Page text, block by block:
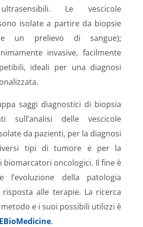
Le vescicole
isolate a partire da biopsie
un prelievo di sangue);
invasive, facilmente
ideali per una diagnosi
saggi diagnostici di biopsia
sull’analisi delle vescicole
da pazienti, per la diagnosi
tipi di tumore e per la
biomarcatori oncologici. Il fine è
l’evoluzione della patologia
alle terapie. La ricerca
e i suoi possibili utilizzi è
EBioMedicine.